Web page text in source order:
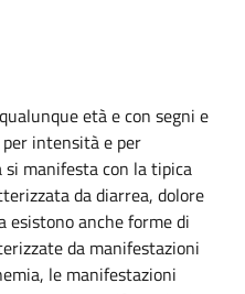
età e con segni e
intensità e per
si manifesta con la tipica
da diarrea, dolore
esistono anche forme di
da manifestazioni
le manifestazioni